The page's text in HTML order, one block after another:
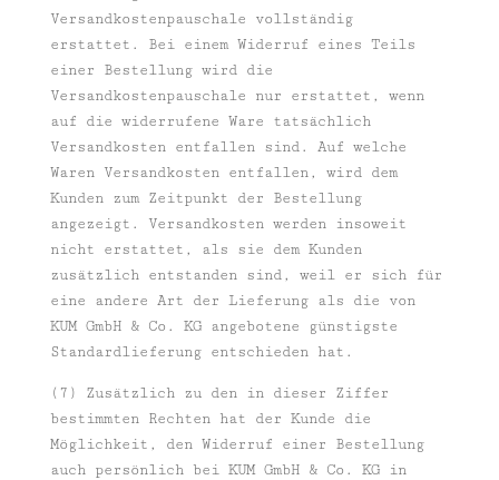
Versandkostenpauschale vollständig
erstattet. Bei einem Widerruf eines Teils
einer Bestellung wird die
Versandkostenpauschale nur erstattet, wenn
auf die widerrufene Ware tatsächlich
Versandkosten entfallen sind. Auf welche
Waren Versandkosten entfallen, wird dem
Kunden zum Zeitpunkt der Bestellung
angezeigt. Versandkosten werden insoweit
nicht erstattet, als sie dem Kunden
zusätzlich entstanden sind, weil er sich für
eine andere Art der Lieferung als die von
KUM GmbH & Co. KG angebotene günstigste
Standardlieferung entschieden hat.
(7) Zusätzlich zu den in dieser Ziffer
bestimmten Rechten hat der Kunde die
Möglichkeit, den Widerruf einer Bestellung
auch persönlich bei KUM GmbH & Co. KG in